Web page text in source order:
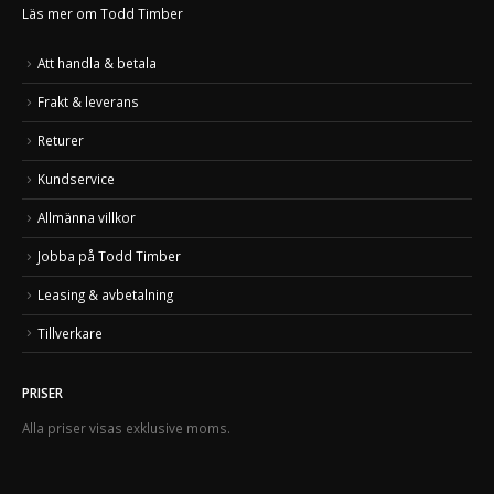
Läs mer om Todd Timber
Att handla & betala
Frakt & leverans
Returer
Kundservice
Allmänna villkor
Jobba på Todd Timber
Leasing & avbetalning
Tillverkare
PRISER
Alla priser visas exklusive moms.